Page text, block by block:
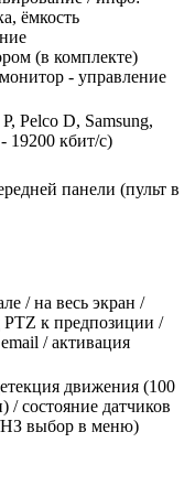
ёмкость
(в комплекте)
- управление
Pelco D, Samsung,
19200 кбит/с)
панели (пульт в
/ на весь экран /
PTZ к предпозиции /
/ активация
движения (100
/ состояние датчиков
выбор в меню)